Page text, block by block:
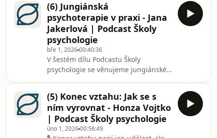
a psychoterapeutka Markéta Šetinová,
která se dlouhodobě zabývá
seznamováním jak z výzkumného, tak
praktického hlediska.Rozhovor se
zaměřuje na to, proč je seznamování
ve vyšším věku náročnější, jak se
proměňuje „seznamovací trh“ a jakou
roli hrají faktory jako věk, o
(6) Jungiánská
psychoterapie v praxi - Jana
Jakerlová | Podcast Školy
psychologie
bře 1, 202600:40:36
V šestém dílu Podcastu Školy
psychologie se věnujeme jungiánské
psycholožka a jungiánská
psychoterapeutka Jana Jakerlová,
která přibližuje teoretické základy
tohoto směru i jeho praktické využití v
(5) Konec vztahu: Jak se s
ním vyrovnat - Honza Vojtko
| Podcast Školy psychologie
úno 1, 202600:56:49